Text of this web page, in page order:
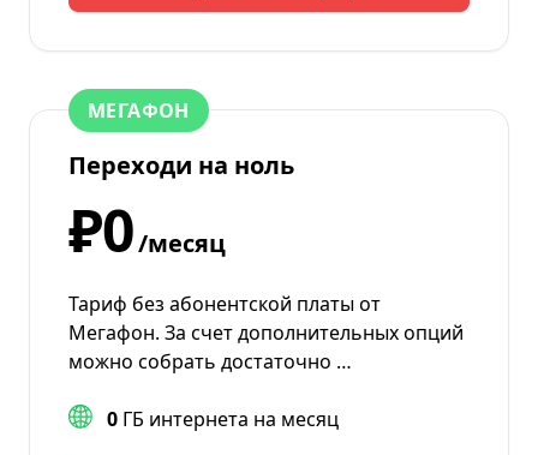
МЕГАФОН
Переходи на ноль
₽0/месяц
Тариф без абонентской платы от
Мегафон. За счет дополнительных опций
можно собрать достаточно …
0 ГБ интернета на месяц